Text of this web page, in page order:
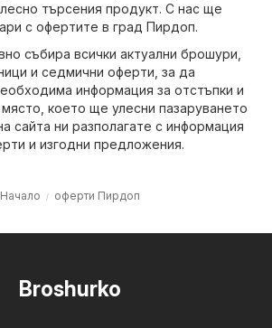
търсения продукт. С нас ще
с офертите в град Пирдоп.
събира всички актуални брошури,
и седмични оферти, за да
информация за отстъпки и
което ще улесни пазаруването
сайта ни разполагате с информация
и изгодни предложения.
Начало оферти Пирдоп
Broshurko